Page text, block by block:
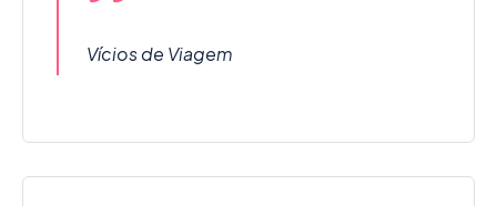
Vícios de Viagem